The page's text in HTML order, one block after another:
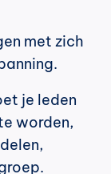
met zich
je leden
worden,